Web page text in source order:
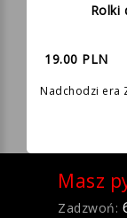
Rolki
19.00 PLN
Nadchodzi era
Masz
Zadzwoń: